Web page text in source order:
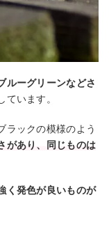
ルーグリーンなどさ
ています。
ラックの模様のよう
があり、同じものは
く発色が良いものが